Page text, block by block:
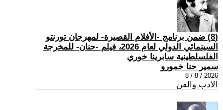
(8) ضمن برنامج -الأفلام القصيرة- لمهرجان تورنتو
السينمائي الدولي لعام 2026، فيلم -حنان- للمخرجة
الفلسلطينية سابرينا خوري
سمير حنا خمورو
2026 / 8 / 8
الادب والفن